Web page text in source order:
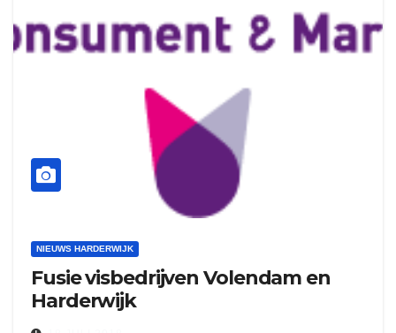
NIEUWS HARDERWIJK
Fusie visbedrijven Volendam en
Harderwijk